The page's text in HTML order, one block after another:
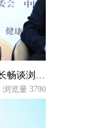
引领县域医疗新风尚：周明亮院长畅谈浏阳市人民医院的高质量发展和创新实践
浏览量 3790